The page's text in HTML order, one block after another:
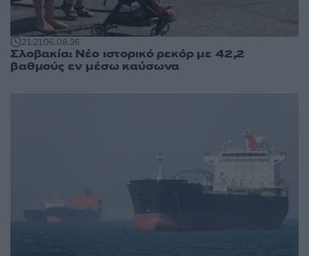
21:2106.08.26
Σλοβακία: Νέο ιστορικό ρεκόρ με 42,2
βαθμούς εν μέσω καύσωνα